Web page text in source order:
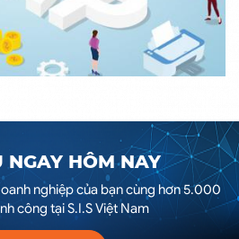
HÔM NAY
nghiệp của bạn cùng hơn 5.000
công tại S.I.S Việt Nam